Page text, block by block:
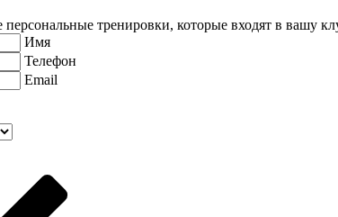
тренировки, которые входят в вашу
Имя
Телефон
Email